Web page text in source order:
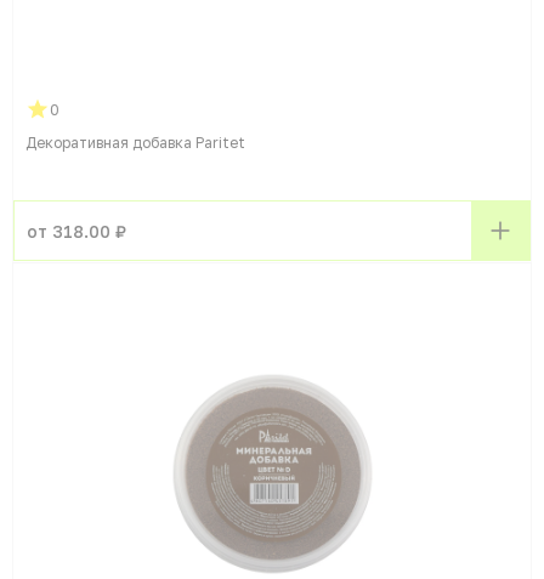
0
Декоративная добавка Paritet
от 318.00 ₽